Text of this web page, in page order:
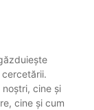
cine și
cine și cum